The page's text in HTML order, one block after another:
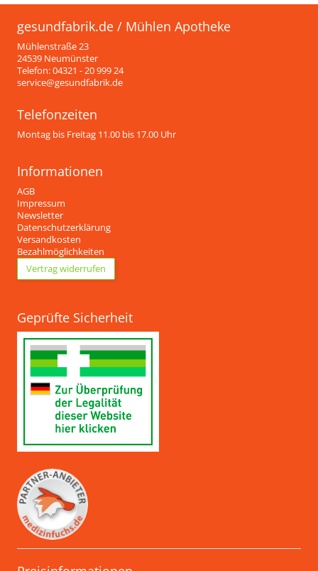
gesundfabrik.de / Mühlen Apotheke
Mühlenstraße 23
24539 Neumünster
Telefon: 04321 - 20 999 24
service@gesundfabrik.de
Telefonzeiten
Montag bis Freitag 11.00 bis 17.00 Uhr
Informationen
AGB
Impressum
Newsletter
Datenschutzerklärung
Versandkosten
Bezahlmöglichkeiten
Vertrag widerrufen
Geprüfte Sicherheit